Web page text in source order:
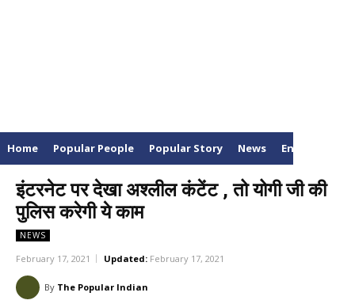
Home Popular People Popular Story News
इंटरनेट पर देखा अश्लील कंटेंट , तो योगी जी की
पुलिस करेगी ये काम
NEWS
February 17, 2021 Updated: February 17, 2021
By The Popular Indian